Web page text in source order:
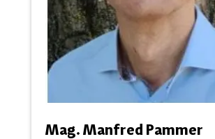
Mag. Manfred Pammer